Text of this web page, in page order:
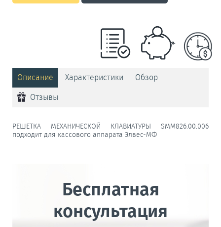
Описание Характеристики Обзор
Отзывы
РЕШЕТКА МЕХАНИЧЕСКОЙ КЛАВИАТУРЫ SMM826.00.006
подходит для кассового аппарата Элвес-МФ
Бесплатная
консультация